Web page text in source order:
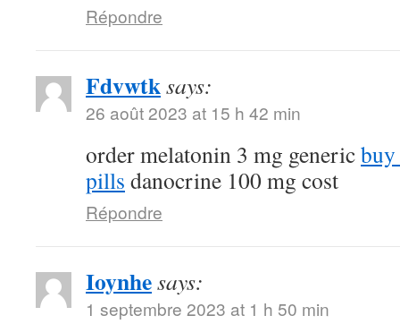
Répondre
Fdvwtksays:
26 août 2023 at 15 h 42 min
order melatonin 3 mg generic
pills danocrine 100 mg cost
Répondre
Ioynhesays:
1 septembre 2023 at 1 h 50 min